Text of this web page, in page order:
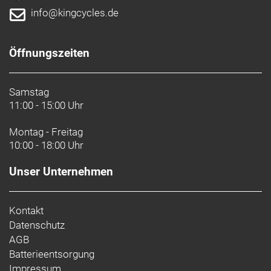
info@kingcycles.de
Öffnungszeiten
Samstag
11:00 - 15:00 Uhr
Montag - Freitag
10:00 - 18:00 Uhr
Unser Unternehmen
Kontakt
Datenschutz
AGB
Batterieentsorgung